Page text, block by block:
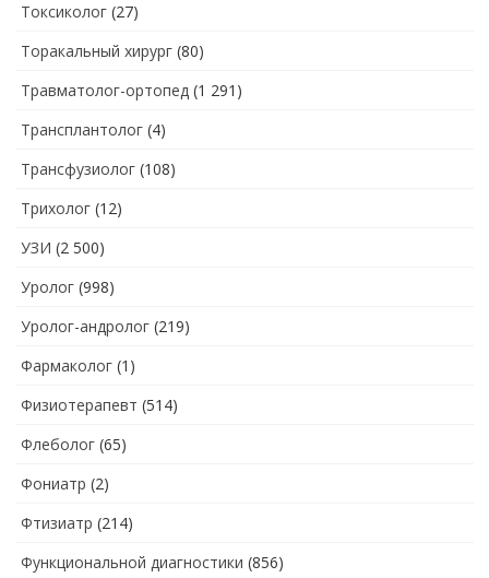
Токсиколог (27)
Торакальный хирург (80)
Травматолог-ортопед (1 291)
Трансплантолог (4)
Трансфузиолог (108)
Трихолог (12)
УЗИ (2 500)
Уролог (998)
Уролог-андролог (219)
Фармаколог (1)
Физиотерапевт (514)
Флеболог (65)
Фониатр (2)
Фтизиатр (214)
Функциональной диагностики (856)